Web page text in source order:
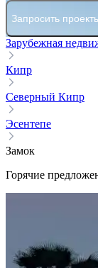
Запросить
Зарубежная
Кипр
Северный Кипр
Эсентепе
Замок
Горячие